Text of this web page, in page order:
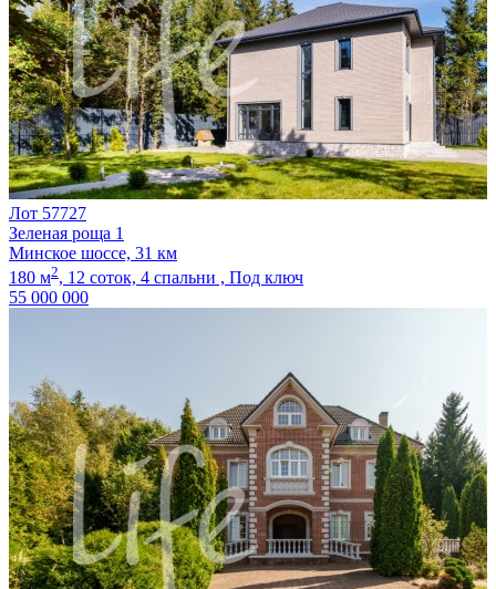
Лот 57727
Зеленая роща 1
Минское шоссе, 31 км
180 м2, 12 соток, 4 спальни , Под ключ
55 000 000